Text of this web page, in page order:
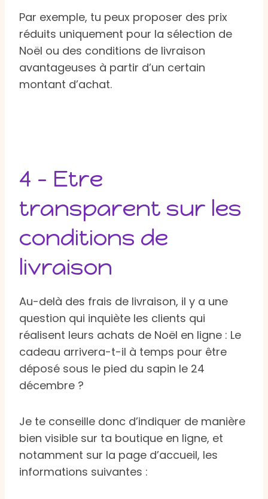
Par exemple, tu peux proposer des prix
réduits uniquement pour la sélection de
Noël ou des conditions de livraison
avantageuses à partir d’un certain
montant d’achat.
4 – Etre
transparent sur les
conditions de
livraison
Au-delà des frais de livraison, il y a une
question qui inquiète les clients qui
réalisent leurs achats de Noël en ligne : Le
cadeau arrivera-t-il à temps pour être
déposé sous le pied du sapin le 24
décembre ?
Je te conseille donc d’indiquer de manière
bien visible sur ta boutique en ligne, et
notamment sur la page d’accueil, les
informations suivantes :